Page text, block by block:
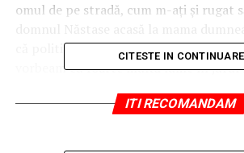
omul de pe stradă, cum m-ați și rugat
că politicianul trebuie să
vorbeam cu foarte multă lume în jurul
persoane care îmi spuneau „eu l-am
CITESTE IN CONTINUARE
ITI RECOMANDAM